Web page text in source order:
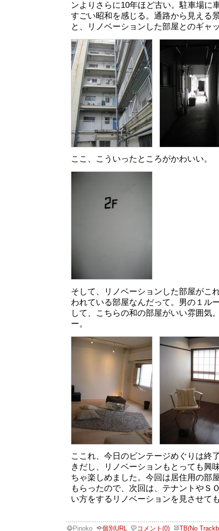
ンよりさらに10年ほど古い。駐車場に
すごい昭和を感じる。通路から見える
と、リノベーションした部屋とのギャ
ここ、こういったところがかわいい。
そして、リノベーションした部屋がこ
われている部屋なんだって。男の１ル
して、こちらの和の部屋がいい雰囲気
ー。
ここれ、今日のビンテージめぐりは終
きだし、リノベーションもとっても興
ちゃ楽しめました。今回は居住用の部
もらったので、次回は、テナントやＳ
い方をするリノベーションを見させて
Pinoko 個別URL コメント(0) TB(No